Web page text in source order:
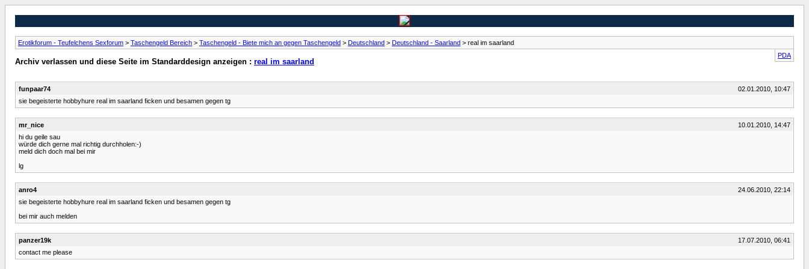
Erotikforum - Teufelchens Sexforum > Taschengeld Bereich > Taschengeld - Biete mich an gegen Taschengeld > Deutschland > Deutschland - Saarland > real im saarland
PDA
Archiv verlassen und diese Seite im Standarddesign anzeigen : real im saarland
funpaar74
02.01.2010, 10:47
sie begeisterte hobbyhure real im saarland ficken und besamen gegen tg
mr_nice
10.01.2010, 14:47
hi du geile sau
würde dich gerne mal richtig durchholen:-)
meld dich doch mal bei mir
lg
anro4
24.06.2010, 22:14
sie begeisterte hobbyhure real im saarland ficken und besamen gegen tg
bei mir auch melden
panzer19k
17.07.2010, 06:41
contact me please